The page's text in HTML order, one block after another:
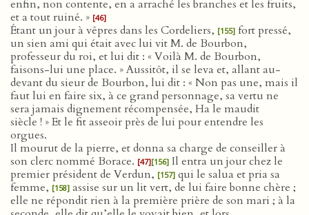
enfin, non contente, en a arraché les branches et les fruits,
et a tout ruiné. » [46]
Étant un jour à vêpres dans les Cordeliers, [155] fort pressé,
un sien ami qui était avec lui vit M. de Bourbon,
professeur du roi, et lui dit : « Voilà M. de Bourbon,
faisons-lui une place. » Aussitôt, il se leva et, allant au-
devant du sieur de Bourbon, lui dit : « Non pas une, mais il
faut lui en faire six, à ce grand personnage, sa vertu ne
sera jamais dignement récompensée, Ha le maudit
siècle ! » Et le fit asseoir près de lui pour entendre les
orgues.
Il mourut de la pierre, et donna sa charge de conseiller à
son clerc nommé Borace. [47][156] Il entra un jour chez le
premier président de Verdun, [157] qui le salua et pria sa
femme, [158] assise sur un lit vert, de lui faire bonne chère ;
elle ne répondit rien à la première prière de son mari ; à la